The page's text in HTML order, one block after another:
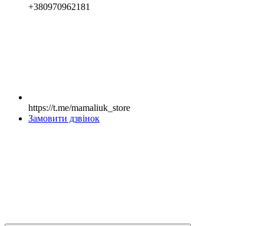
+380970962181
https://t.me/mamaliuk_store
Замовити дзвінок